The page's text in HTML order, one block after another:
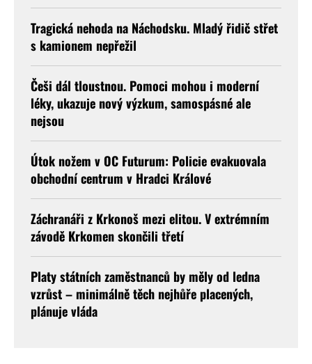
Tragická nehoda na Náchodsku. Mladý řidič střet
s kamionem nepřežil
Češi dál tloustnou. Pomoci mohou i moderní
léky, ukazuje nový výzkum, samospásné ale
nejsou
Útok nožem v OC Futurum: Policie evakuovala
obchodní centrum v Hradci Králové
Záchranáři z Krkonoš mezi elitou. V extrémním
závodě Krkomen skončili třetí
Platy státních zaměstnanců by měly od ledna
vzrůst – minimálně těch nejhůře placených,
plánuje vláda